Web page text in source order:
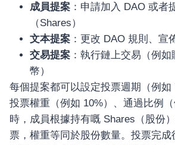
成員提案 ：申請加入 DAO 或者
（Shares）
文本提案 ：更改 DAO 規則、宣
交易提案 ：執行鏈上交易（例
幣）
每個提案都可以設定投票週期（例
投票權重（例如 10%）、通過比例
時，成員根據持有嘅 Shares（股份
票，權重等同於股份數量。投票完成